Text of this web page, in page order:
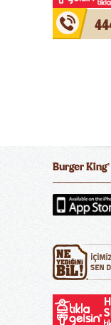
444 54 64
Burger King®